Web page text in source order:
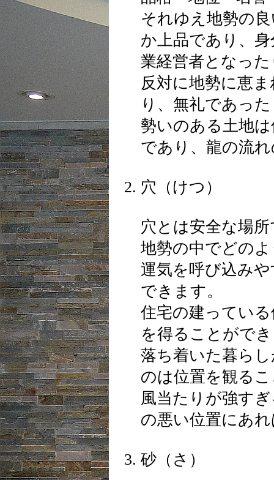
それゆえ地勢の
か上品であり、
業経営者となっ
反対に地勢に恵
り、無礼であっ
勢いのある土地
であり、龍の流
穴（けつ）
穴とは安全な場
地勢の中でどの
運気を呼び込み
できます。
住宅の建ってい
を得ることがで
落ち着いた暮ら
のは位置を観る
風当たりが強す
の悪い位置にあ
砂（さ）